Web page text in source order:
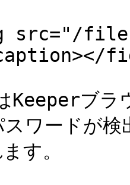
src="/
Keeperブラ
スワードが
す。